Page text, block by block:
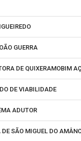
GUERRA
DE QUIXERAMOBIM
DE VIABILIDADE
ADUTOR
SÃO MIGUEL DO